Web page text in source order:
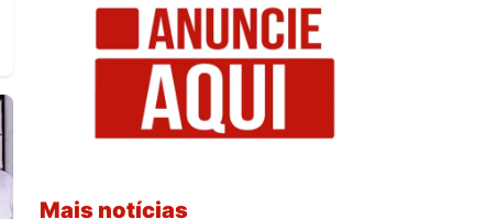
Mais notícias